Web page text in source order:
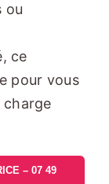
ou
ce
pour vous
charge
– 07 49